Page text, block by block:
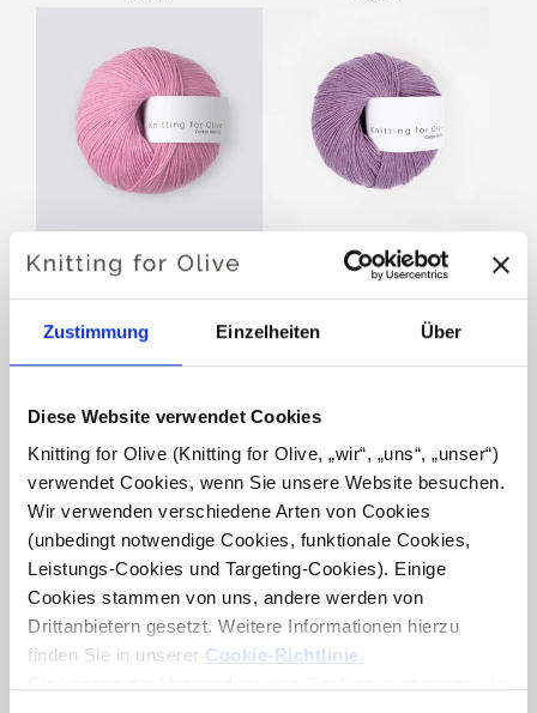
Zustimmung Einzelheiten Über
Diese Website verwendet Cookies
Knitting for Olive (Knitting for Olive, „wir“, „uns“, „unser“)
verwendet Cookies, wenn Sie unsere Website besuchen.
Wir verwenden verschiedene Arten von Cookies
(unbedingt notwendige Cookies, funktionale Cookies,
Leistungs-Cookies und Targeting-Cookies). Einige
Cookies stammen von uns, andere werden von
Drittanbietern gesetzt. Weitere Informationen hierzu
finden Sie in unserer Cookie-Richtlinie.
KNITTING FOR OLIVE
JAPANESE ANEMONE
SALE PRICE
€8,60
KNITTING FOR OLIVE
COTTON MERINO -
ARTISCHOCKENVIOLETT
SALE PRICE
KNITTING FOR OLIVE
COTTON MERINO -
BLUEBERRY ICE CREAM
KNITTING FOR OLIVE
COTTON MERINO -
LAVENDELBLAU